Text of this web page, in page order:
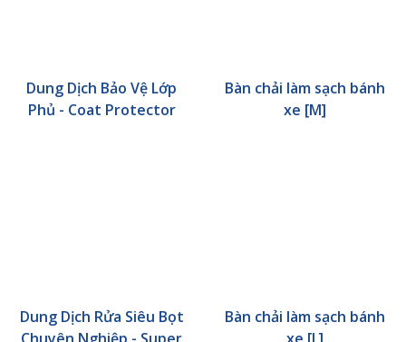
Dung Dịch Bảo Vệ Lớp
Phủ - Coat Protector
Bàn chải làm sạch bánh
xe [M]
Dung Dịch Rửa Siêu Bọt
Bàn chải làm sạch bánh